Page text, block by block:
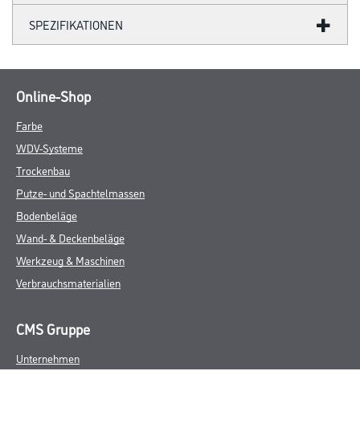
SPEZIFIKATIONEN
Online-Shop
Farbe
WDV-Systeme
Trockenbau
Putze- und Spachtelmassen
Bodenbeläge
Wand- & Deckenbeläge
Werkzeug & Maschinen
Verbrauchsmaterialien
CMS Gruppe
Unternehmen